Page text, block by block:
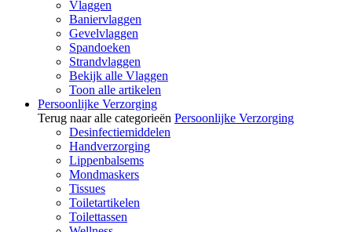
Vlaggen
Baniervlaggen
Gevelvlaggen
Spandoeken
Strandvlaggen
Bekijk alle Vlaggen
Toon alle artikelen
Persoonlijke Verzorging
Terug naar alle categorieën Persoonlijke Verzorging
Desinfectiemiddelen
Handverzorging
Lippenbalsems
Mondmaskers
Tissues
Toiletartikelen
Toilettassen